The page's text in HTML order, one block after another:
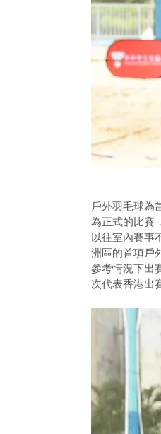
戶外羽毛球為
為正式的比賽
以往室內賽事
洲區的首項戶
參考情況下出
次代表香港出